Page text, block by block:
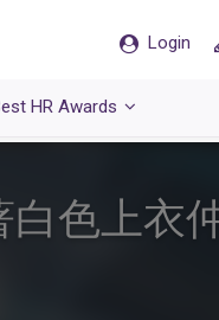
Login
HR Awards
白色上衣